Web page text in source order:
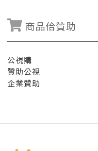
商品佮贊助
公視購
贊助公視
企業贊助